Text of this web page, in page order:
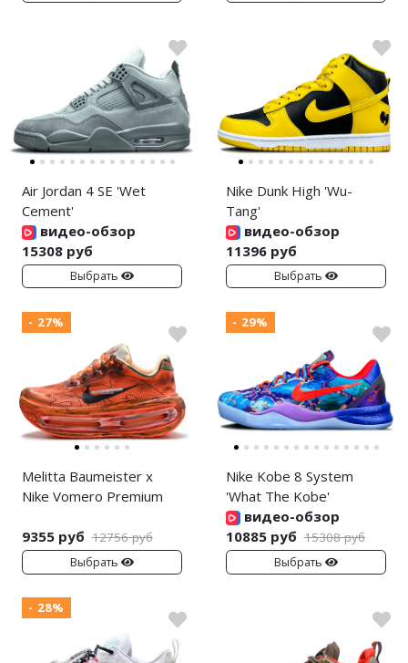
Air Jordan 4 SE 'Wet
Cement'
видео-обзор
15308 руб
Выбрать
Nike Dunk High 'Wu-
Tang'
видео-обзор
11396 руб
Выбрать
- 27%
Melitta Baumeister x
Nike Vomero Premium
9355 руб 12756 руб
Выбрать
- 29%
Nike Kobe 8 System
'What The Kobe'
видео-обзор
10885 руб 15308 руб
Выбрать
- 28%